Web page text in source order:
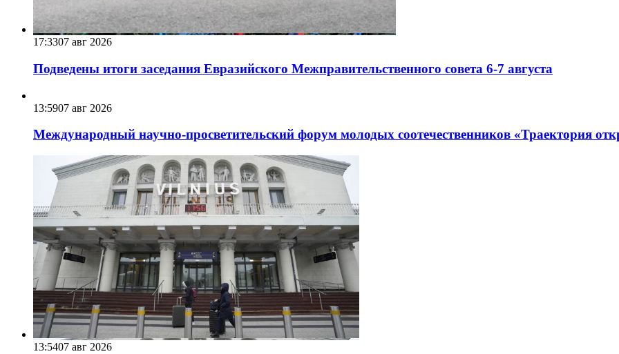
17:3307 авг 2026
Подведены итоги заседания Евразийского Межправительственного совета 6-7 августа
13:5907 авг 2026
Международный научно-просветительский форум молодых соотечественников «Траектория
13:5407 авг 2026